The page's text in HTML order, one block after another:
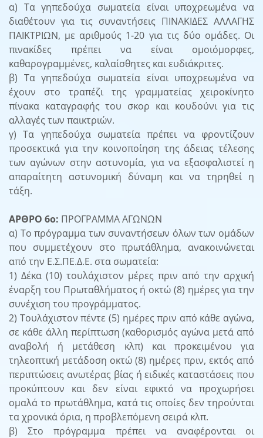
α) Τα γηπεδούχα σωματεία είναι υποχρεωμένα να
διαθέτουν για τις συναντήσεις ΠΙΝΑΚΙΔΕΣ ΑΛΛΑΓΗΣ
ΠΑΙΚΤΡΙΩΝ, με αριθμούς 1-20 για τις δύο ομάδες. Οι
πινακίδες πρέπει να είναι ομοιόμορφες,
καθαρογραμμένες, καλαίσθητες και ευδιάκριτες.
β) Τα γηπεδούχα σωματεία είναι υποχρεωμένα να
έχουν στο τραπέζι της γραμματείας χειροκίνητο
πίνακα καταγραφής του σκορ και κουδούνι για τις
αλλαγές των παικτριών.
γ) Τα γηπεδούχα σωματεία πρέπει να φροντίζουν
προσεκτικά για την κοινοποίηση της άδειας τέλεσης
των αγώνων στην αστυνομία, για να εξασφαλιστεί η
απαραίτητη αστυνομική δύναμη και να τηρηθεί η
τάξη.
ΑΡΘΡΟ 6ο: ΠΡΟΓΡΑΜΜΑ ΑΓΩΝΩΝ
α) Το πρόγραμμα των συναντήσεων όλων των ομάδων
που συμμετέχουν στο πρωτάθλημα, ανακοινώνεται
από την Ε.Σ.ΠΕ.Δ.Ε. στα σωματεία:
1) Δέκα (10) τουλάχιστον μέρες πριν από την αρχική
έναρξη του Πρωταθλήματος ή οκτώ (8) ημέρες για την
συνέχιση του προγράμματος.
2) Τουλάχιστον πέντε (5) ημέρες πριν από κάθε αγώνα,
σε κάθε άλλη περίπτωση (καθορισμός αγώνα μετά από
αναβολή ή μετάθεση κλπ) και προκειμένου για
τηλεοπτική μετάδοση οκτώ (8) ημέρες πριν, εκτός από
περιπτώσεις ανωτέρας βίας ή ειδικές καταστάσεις που
προκύπτουν και δεν είναι εφικτό να προχωρήσει
ομαλά το πρωτάθλημα, κατά τις οποίες δεν τηρούνται
τα χρονικά όρια, η προβλεπόμενη σειρά κλπ.
β) Στο πρόγραμμα πρέπει να αναφέρονται οι